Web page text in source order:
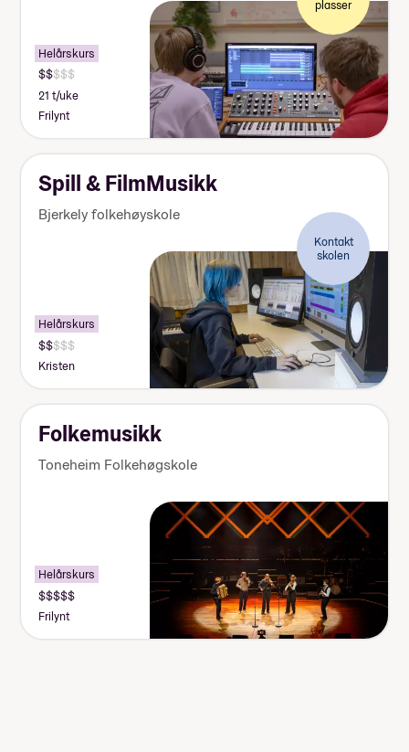
plasser
Helårskurs
21 t/uke
Frilynt
Spill & FilmMusikk
Bjerkely folkehøyskole
Kontakt
skolen
Helårskurs
Kristen
Folkemusikk
Toneheim Folkehøgskole
Helårskurs
Frilynt